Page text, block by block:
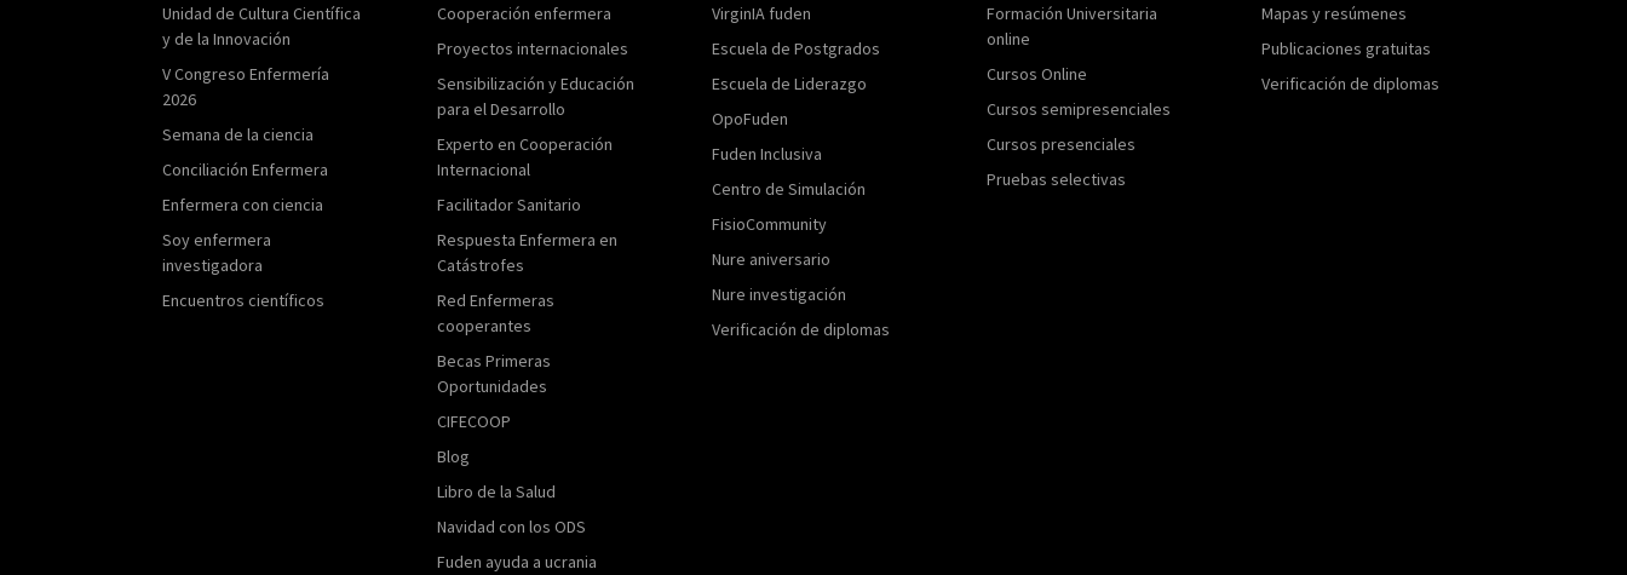
Unidad de Cultura Científica
y de la Innovación
V Congreso Enfermería
2026
Semana de la ciencia
Conciliación Enfermera
Enfermera con ciencia
Soy enfermera
investigadora
Encuentros científicos
Cooperación enfermera
Proyectos internacionales
Sensibilización y Educación
para el Desarrollo
Experto en Cooperación
Internacional
Facilitador Sanitario
Respuesta Enfermera en
Catástrofes
Red Enfermeras
cooperantes
Becas Primeras
Oportunidades
CIFECOOP
Blog
Libro de la Salud
Navidad con los ODS
Fuden ayuda a ucrania
VirginIA fuden
Escuela de Postgrados
Escuela de Liderazgo
OpoFuden
Fuden Inclusiva
Centro de Simulación
FisioCommunity
Nure aniversario
Nure investigación
Verificación de diplomas
Formación Universitaria
online
Cursos Online
Cursos semipresenciales
Cursos presenciales
Pruebas selectivas
Mapas y resúmenes
Publicaciones gratuitas
Verificación de diplomas